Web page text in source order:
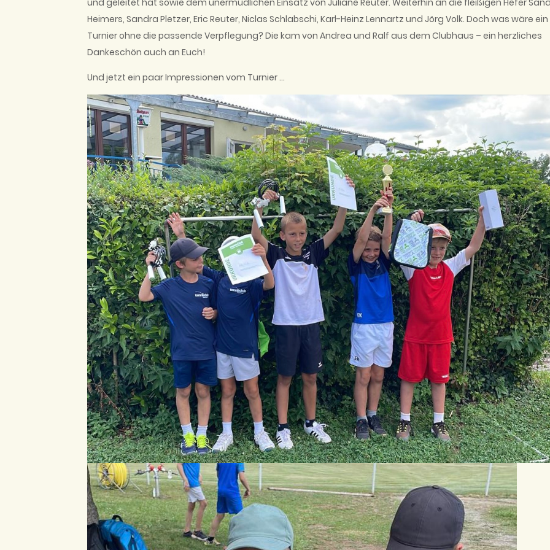
Heimers, Sandra Pletzer, Eric Reuter, Niclas Schlabschi, Karl-Heinz Lennartz und Jörg Volk. Doch was wäre ein
Turnier ohne die passende Verpflegung? Die kam von Andrea und Ralf aus dem Clubhaus – ein herzliches
Dankeschön auch an Euch!
Und jetzt ein paar Impressionen vom Turnier …